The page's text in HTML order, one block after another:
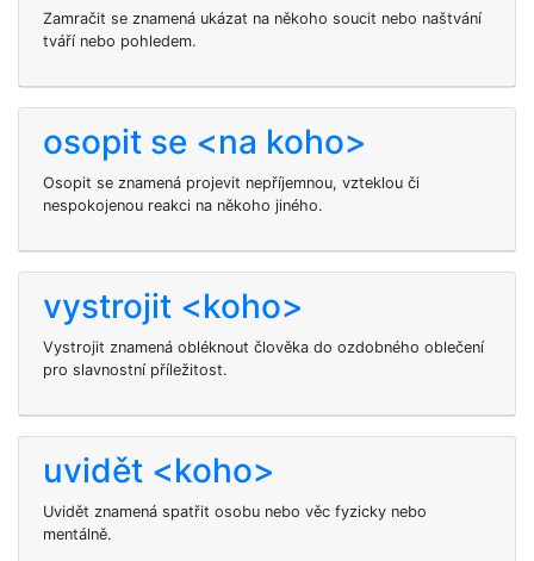
Zamračit se znamená ukázat na někoho soucit nebo naštvání
tváří nebo pohledem.
osopit se <na koho>
Osopit se znamená projevit nepříjemnou, vzteklou či
nespokojenou reakci na někoho jiného.
vystrojit <koho>
Vystrojit znamená obléknout člověka do ozdobného oblečení
pro slavnostní příležitost.
uvidět <koho>
Uvidět znamená spatřit osobu nebo věc fyzicky nebo
mentálně.